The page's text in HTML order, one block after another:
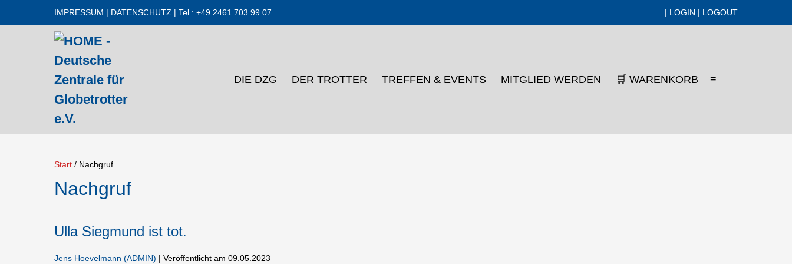
Inhalt
IMPRESSUM | DATENSCHUTZ | Tel.: +49 2461 703 99 07 | LOGIN | LOGOUT
DIE DZG DER TROTTER TREFFEN & EVENTS MITGLIED WERDEN 🛒 WARENKORB ≡
Start / Nachgruf
Nachgruf
Ulla Siegmund ist tot.
Jens Hoevelmann (ADMIN) | Veröffentlicht am 09.05.2023